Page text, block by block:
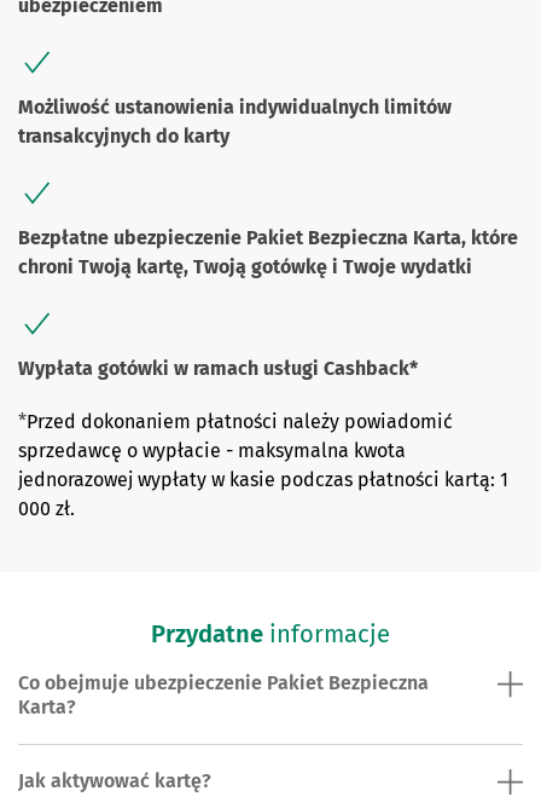
ubezpieczeniem
Możliwość ustanowienia indywidualnych limitów
transakcyjnych do karty
Bezpłatne ubezpieczenie Pakiet Bezpieczna Karta, które
chroni Twoją kartę, Twoją gotówkę i Twoje wydatki
Wypłata gotówki w ramach usługi Cashback*
*Przed dokonaniem płatności należy powiadomić
sprzedawcę o wypłacie - maksymalna kwota
jednorazowej wypłaty w kasie podczas płatności kartą: 1
000 zł.
Przydatne informacje
Co obejmuje ubezpieczenie Pakiet Bezpieczna
Karta?
Jak aktywować kartę?